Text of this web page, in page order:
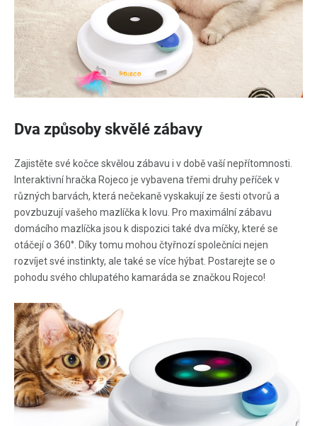
Dva způsoby skvělé zábavy
Zajistěte své kočce skvělou zábavu i v době vaší nepřítomnosti.
Interaktivní hračka Rojeco je vybavena třemi druhy peříček v
různých barvách, která nečekaně vyskakují ze šesti otvorů a
povzbuzují vašeho mazlíčka k lovu. Pro maximální zábavu
domácího mazlíčka jsou k dispozici také dva míčky, které se
otáčejí o 360°. Díky tomu mohou čtyřnozí společníci nejen
rozvíjet své instinkty, ale také se více hýbat. Postarejte se o
pohodu svého chlupatého kamaráda se značkou Rojeco!